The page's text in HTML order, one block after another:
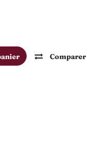
Comparer